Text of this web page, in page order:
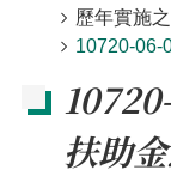
歷年實施
10720-06-
扶助